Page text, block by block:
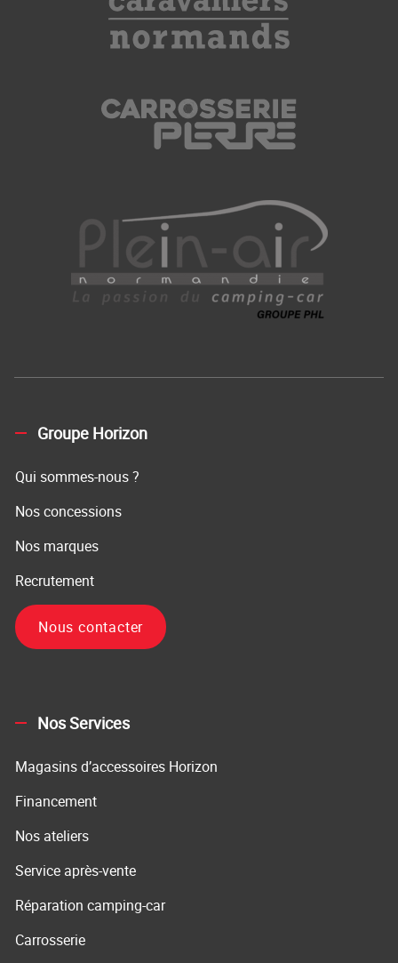
Groupe Horizon
Qui sommes-nous ?
Nos concessions
Nos marques
Recrutement
Nous contacter
Nos Services
Magasins d’accessoires Horizon
Financement
Nos ateliers
Service après-vente
Réparation camping-car
Carrosserie